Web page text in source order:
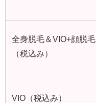
全身脱毛＆VIO+顔脱毛
（税込み）
VIO（税込み）